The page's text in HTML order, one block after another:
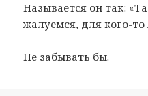
Называется он так:
жалуемся, для кого-то
Не забывать бы.